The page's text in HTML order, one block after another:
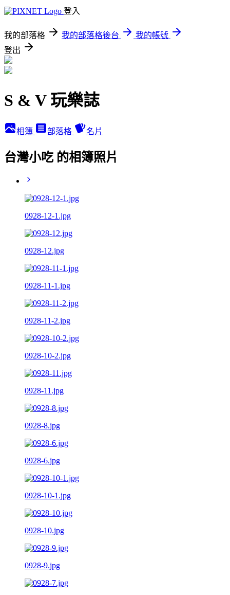
登入
我的部落格 我的部落格後台
我的帳號
登出
S & V 玩樂誌
相簿 部落格 名片
台灣小吃 的相簿照片
0928-12-1.jpg
0928-12.jpg
0928-11-1.jpg
0928-11-2.jpg
0928-10-2.jpg
0928-11.jpg
0928-8.jpg
0928-6.jpg
0928-10-1.jpg
0928-10.jpg
0928-9.jpg